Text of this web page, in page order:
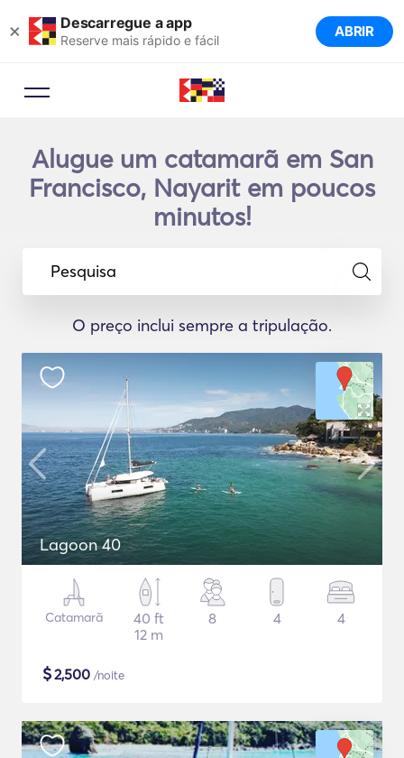
× Descarregue a app
Reserve mais rápido e fácil ABRIR
Alugue um catamarã em San
Francisco, Nayarit em poucos
minutos!
Pesquisa
O preço inclui sempre a tripulação.
Lagoon 40
Catamarã
40 ft
12 m
8 4 4
$2,500 /noite